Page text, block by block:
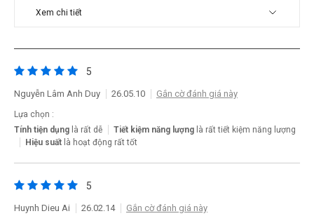
Xem chi tiết
5
Nguyễn Lâm Anh Duy 26.05.10 Gắn cờ đánh giá này
Lựa chọn :
Tính tiện dụng là rất dễ Tiết kiệm năng lượng là rất tiết kiệm năng lượng
Hiệu suất là hoạt động rất tốt
5
Huynh Dieu Ai 26.02.14 Gắn cờ đánh giá này